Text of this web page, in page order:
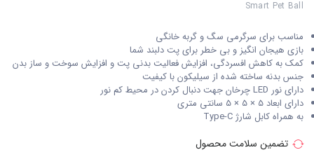
Smart Pet Ball
مناسب برای سرگرمی سگ و گربه خانگی
بازی هیجان انگیز و بی خطر برای پت دلبند شما
کمک به کاهش افسردگی، افزایش فعالیت بدنی پت و افزایش سوخت و ساز بدن
جنس بدنه ساخته شده از سیلیکون با کیفیت
دارای نور LED چرخان جهت دنبال کردن در محیط کم نور
دارای ابعاد 5 × 5 × 5 سانتی متری
به همراه کابل شارژ Type-C
تضمین سلامت محصول